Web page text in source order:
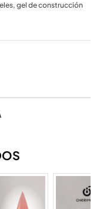
, gel de construcción